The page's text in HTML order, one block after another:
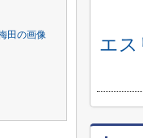
エス